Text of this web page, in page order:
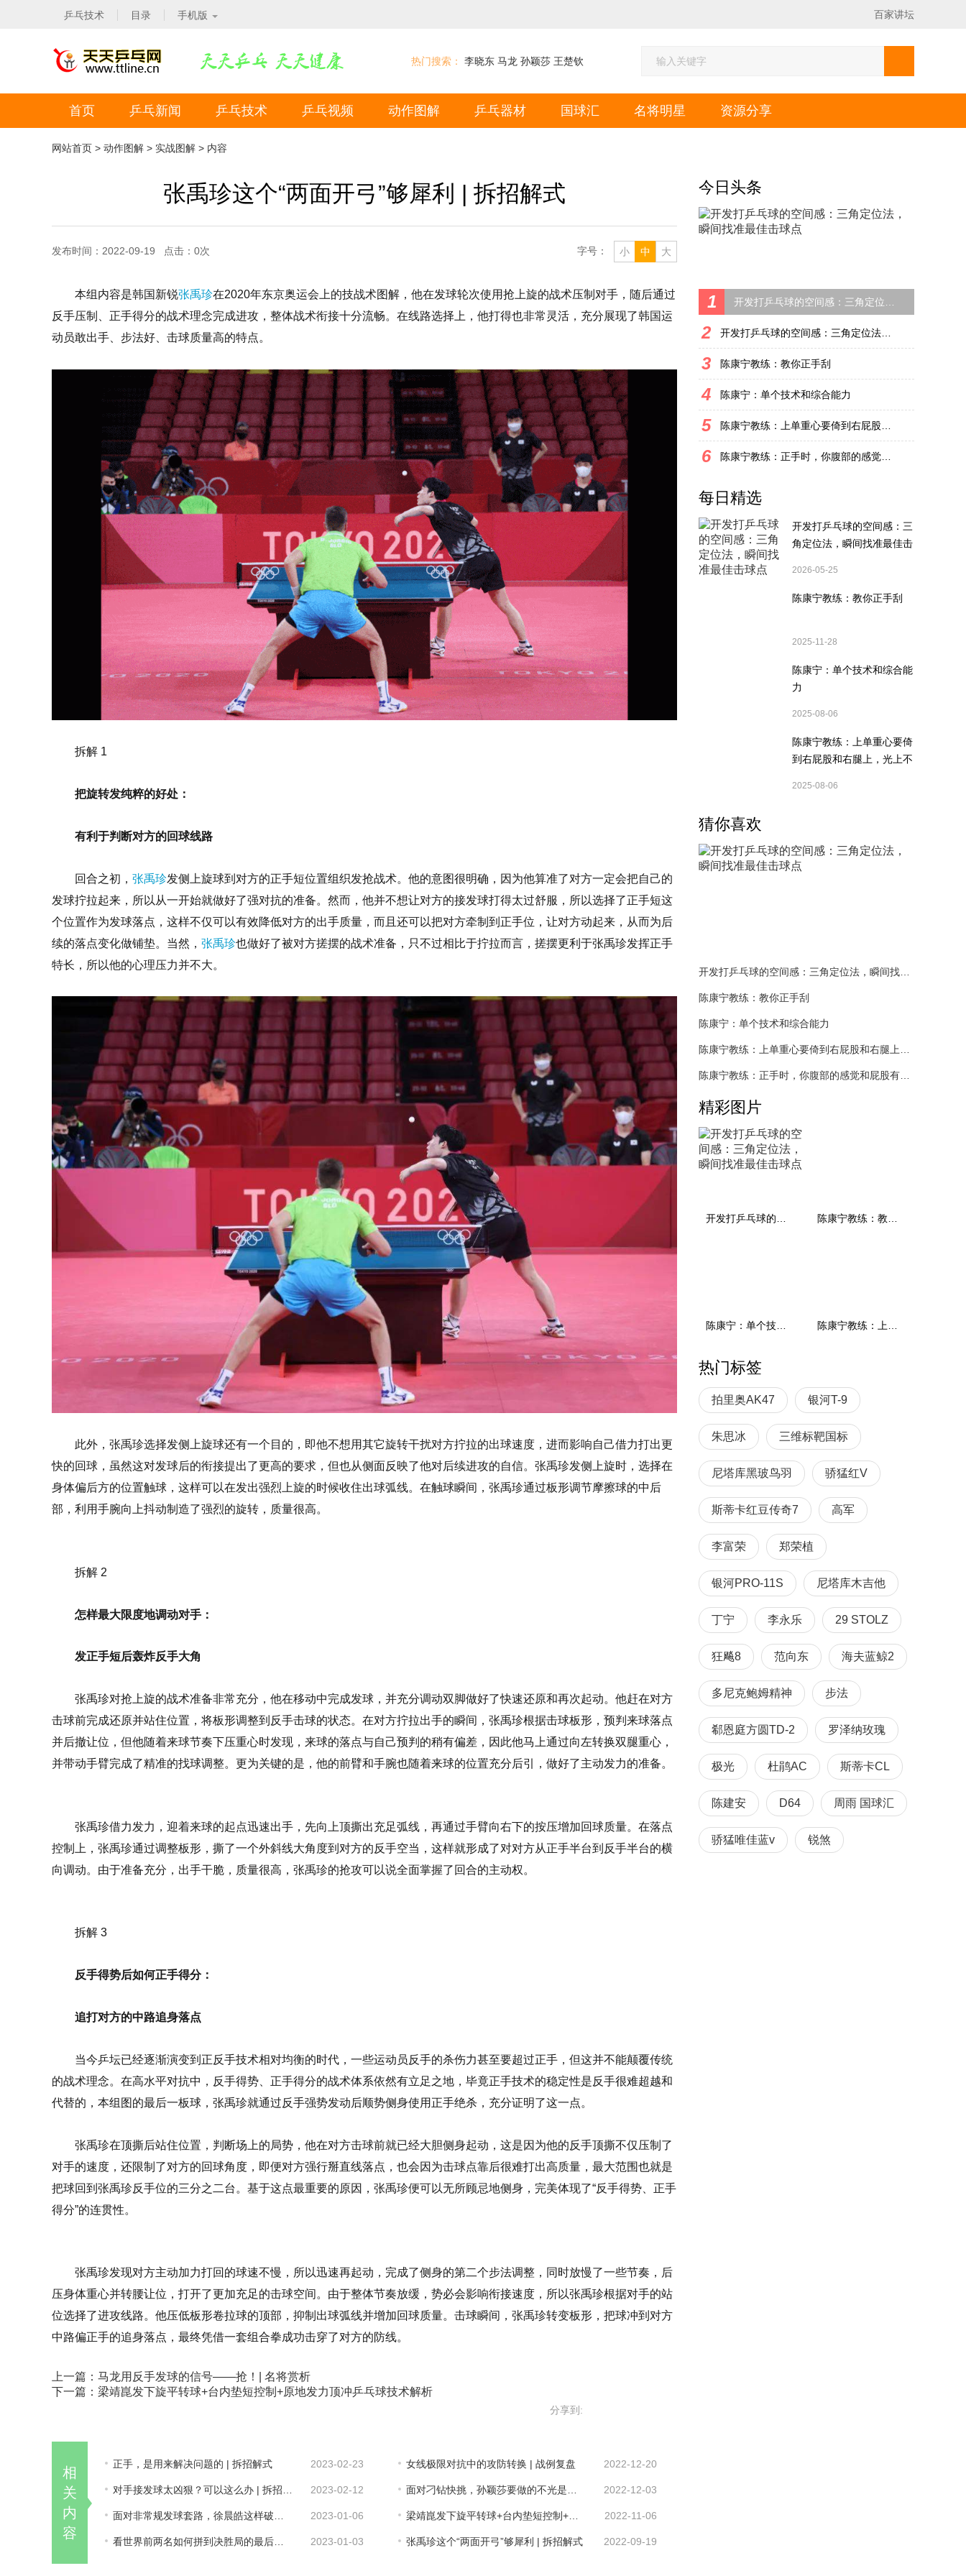
乒乓技术 目录 手机版 百家讲坛
热门搜索： 李晓东 马龙 孙颖莎 王楚钦
首页 乒乓新闻 乒乓技术 乒乓视频 动作图解 乒乓器材 国球汇 名将明星 资源分享
网站首页 > 动作图解 > 实战图解 > 内容
张禹珍这个“两面开弓”够犀利 | 拆招解式
发布时间：2022-09-19 点击： 0次 小 中 大
字号：
本组内容是韩国新锐张禹珍在2020年东京奥运会上的技战术图解，他在发球轮次使用抢上旋的战术压制对手，随后通过
反手压制、正手得分的战术理念完成进攻，整体战术衔接十分流畅。在线路选择上，他打得也非常灵活，充分展现了韩国运
动员敢出手、步法好、击球质量高的特点。
拆解 1
把旋转发纯粹的好处：
有利于判断对方的回球线路
回合之初， 张禹珍发侧上旋球到对方的正手短位置组织发抢战术。他的意图很明确，因为他算准了对方一定会把自己的
发球拧拉起来，所以从一开始就做好了强对抗的准备。然而，他并不想让对方的接发球打得太过舒服，所以选择了正手短这
个位置作为发球落点，这样不仅可以有效降低对方的出手质量，而且还可以把对方牵制到正手位，让对方动起来，从而为后
续的落点变化做铺垫。当然， 张禹珍也做好了被对方搓摆的战术准备，只不过相比于拧拉而言，搓摆更利于张禹珍发挥正手
特长，所以他的心理压力并不大。
此外，张禹珍选择发侧上旋球还有一个目的，即他不想用其它旋转干扰对方拧拉的出球速度，进而影响自己借力打出更
快的回球，虽然这对发球后的衔接提出了更高的要求，但也从侧面反映了他对后续进攻的自信。张禹珍发侧上旋时，选择在
身体偏后方的位置触球，这样可以在发出强烈上旋的时候收住出球弧线。在触球瞬间，张禹珍通过板形调节摩擦球的中后
部，利用手腕向上抖动制造了强烈的旋转，质量很高。
拆解 2
怎样最大限度地调动对手：
发正手短后轰炸反手大角
张禹珍对抢上旋的战术准备非常充分，他在移动中完成发球，并充分调动双脚做好了快速还原和再次起动。他赶在对方
击球前完成还原并站住位置，将板形调整到反手击球的状态。在对方拧拉出手的瞬间，张禹珍根据击球板形，预判来球落点
并后撤让位，但他随着来球节奏下压重心时发现，来球的落点与自己预判的稍有偏差，因此他马上通过向左转换双腿重心，
并带动手臂完成了精准的找球调整。更为关键的是，他的前臂和手腕也随着来球的位置充分后引，做好了主动发力的准备。
张禹珍借力发力，迎着来球的起点迅速出手，先向上顶撕出充足弧线，再通过手臂向右下的按压增加回球质量。在落点
控制上，张禹珍通过调整板形，撕了一个外斜线大角度到对方的反手空当，这样就形成了对对方从正手半台到反手半台的横
向调动。由于准备充分，出手干脆，质量很高，张禹珍的抢攻可以说全面掌握了回合的主动权。
拆解 3
反手得势后如何正手得分：
追打对方的中路追身落点
当今乒坛已经逐渐演变到正反手技术相对均衡的时代，一些运动员反手的杀伤力甚至要超过正手，但这并不能颠覆传统
的战术理念。在高水平对抗中，反手得势、正手得分的战术体系依然有立足之地，毕竟正手技术的稳定性是反手很难超越和
代替的，本组图的最后一板球，张禹珍就通过反手强势发动后顺势侧身使用正手绝杀，充分证明了这一点。
张禹珍在顶撕后站住位置，判断场上的局势，他在对方击球前就已经大胆侧身起动，这是因为他的反手顶撕不仅压制了
对手的速度，还限制了对方的回球角度，即便对方强行掰直线落点，也会因为击球点靠后很难打出高质量，最大范围也就是
把球回到张禹珍反手位的三分之二台。基于这点最重要的原因，张禹珍便可以无所顾忌地侧身，完美体现了“反手得势、正手
得分”的连贯性。
张禹珍发现对方主动加力打回的球速不慢，所以迅速再起动，完成了侧身的第二个步法调整，同时放慢了一些节奏，后
压身体重心并转腰让位，打开了更加充足的击球空间。由于整体节奏放缓，势必会影响衔接速度，所以张禹珍根据对手的站
位选择了进攻线路。他压低板形卷拉球的顶部，抑制出球弧线并增加回球质量。击球瞬间，张禹珍转变板形，把球冲到对方
中路偏正手的追身落点，最终凭借一套组合拳成功击穿了对方的防线。
上一篇： 马龙用反手发球的信号——抢！| 名将赏析
下一篇： 梁靖崑发下旋平转球+台内垫短控制+原地发力顶冲乒乓球技术解析
分享到:
相
关
内
容
正手，是用来解决问题的 | 拆招解式 2023-02-23
对手接发球太凶狠？可以这么办 | 拆招解式 2023-02-12
面对非常规发球套路，徐晨皓这样破解 | 名将赏析 2023-01-06
看世界前两名如何拼到决胜局的最后一分 | 战例复盘 2023-01-03
女线极限对抗中的攻防转换 | 战例复盘 2022-12-20
面对刁钻快挑，孙颖莎要做的不光是快，还要更巧 2022-12-03
梁靖崑发下旋平转球+台内垫短控制+原地发力顶冲乒乓球技术解析 2022-11-06
张禹珍这个“两面开弓”够犀利 | 拆招解式 2022-09-19
今日头条
1
2
3 陈康宁教练：教你正手刮
4 陈康宁：单个技术和综合能力
5
6
每日精选
开发打乒乓球的空间感：三
角定位法，瞬间找准最佳击
2026-05-25
陈康宁教练：教你正手刮
2025-11-28
陈康宁：单个技术和综合能
力
2025-08-06
陈康宁教练：上单重心要倚
到右屁股和右腿上，光上不
2025-08-06
猜你喜欢
陈康宁教练：教你正手刮
陈康宁：单个技术和综合能力
精彩图片
热门标签
拍里奥AK47 银河T-9
朱思冰 三维标靶国标
尼塔库黑玻鸟羽 骄猛红V
斯蒂卡红豆传奇7 高军
李富荣 郑荣植
银河PRO-11S 尼塔库木吉他
丁宁 李永乐 29 STOLZ
狂飚8 范向东 海夫蓝鲸2
多尼克鲍姆精神 步法
郗恩庭方圆TD-2 罗泽纳玫瑰
极光 杜鹃AC 斯蒂卡CL
陈建安 D64 周雨 国球汇
骄猛唯佳蓝v 锐煞